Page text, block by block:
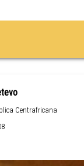
Centrafricana